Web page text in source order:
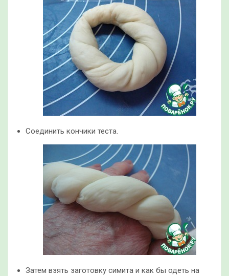
Соединить кончики теста.
Затем взять заготовку симита и как бы одеть на